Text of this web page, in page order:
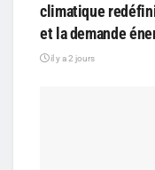
climatique
et la demande
il y a 2 jours